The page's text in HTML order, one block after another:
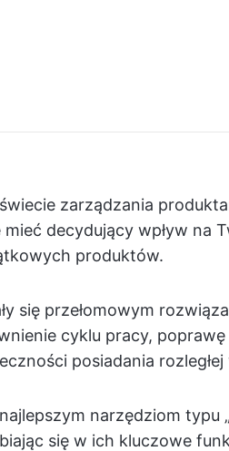
zarządzania
decydujący wpływ na
produktów.
się przełomowym
cyklu pracy, poprawę
posiadania
narzędziom typu
się w ich kluczowe